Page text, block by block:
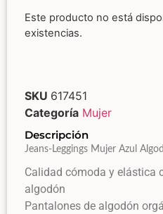
Este producto no está
existencias.
SKU 617451
Categoría Mujer
Descripción
Jeans-Leggings Mujer Azul
Calidad cómoda y elástica
algodón
Pantalones de algodón